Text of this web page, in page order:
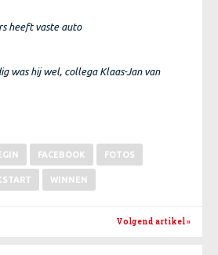
was hij wel, collega Klaas-Jan van
FACEBOOK FOTOS
WINNEN
Volgend artikel»